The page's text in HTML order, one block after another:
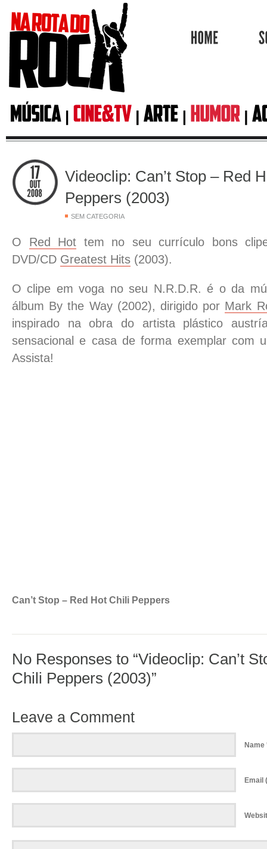
Videoclip: Can’t Stop – Red
Peppers (2003)
SEM CATEGORIA
O Red Hot tem no seu currículo bons
DVD/CD Greatest Hits (2003).
O clipe em voga no seu N.R.D.R. é o da
álbum By the Way (2002), dirigido por Mark
inspirado na obra do artista plástico
sensacional e casa de forma exemplar com
Assista!
Can’t Stop – Red Hot Chili Peppers
No Responses to “Videoclip: Can’t
Chili Peppers (2003)”
Leave a Comment
Name
Email